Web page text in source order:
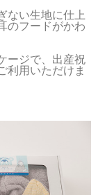
ない生地に仕上
のフードがかわ
ージで、出産祝
利用いただけま